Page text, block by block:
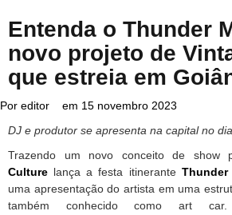
Entenda o Thunder
novo projeto de
que estreia em
Por editor em 15 novembro 2023
DJ e produtor se apresenta na capital no
Trazendo um novo conceito de show
Culture lança a festa itinerante Thunder
uma apresentação do artista em uma
também conhecido como art